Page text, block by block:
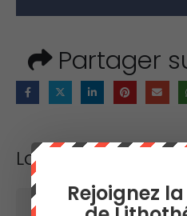
Partager
Laisser un
Rejoignez